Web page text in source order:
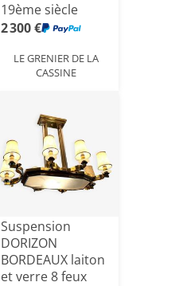
19ème siècle
2 300 €
LE GRENIER DE LA
CASSINE
Suspension
DORIZON
BORDEAUX laiton
et verre 8 feux